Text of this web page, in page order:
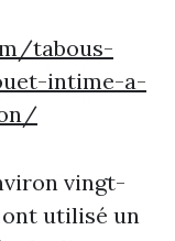
tabous-
intime-a-
vingt-
utilisé un